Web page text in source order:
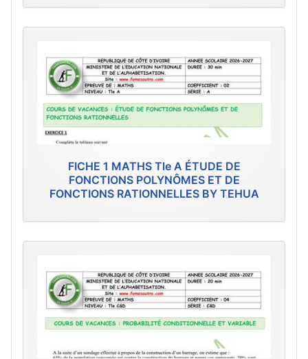
FICHE 1 MATHS Tle A ÉTUDE DE
FONCTIONS POLYNÔMES ET DE
FONCTIONS RATIONNELLES BY TEHUA